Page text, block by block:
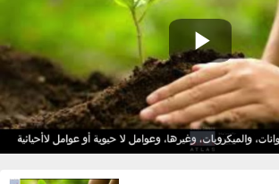
Play
Video